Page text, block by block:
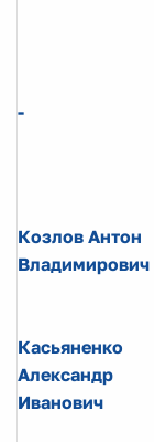
-
Козлов Антон
Владимирович
Касьяненко
Александр
Иванович